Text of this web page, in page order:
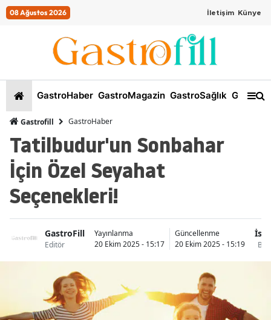
08 Ağustos 2026 İletişim Künye
GastroHaber GastroMagazin GastroSağlık
Gastrofill GastroHaber
Tatilbudur'un Sonbahar
İçin Özel Seyahat
Seçenekleri!
GastroFill
Editör
Yayınlanma
20 Ekim 2025 - 15:17
Güncellenme
20 Ekim 2025 - 15:19